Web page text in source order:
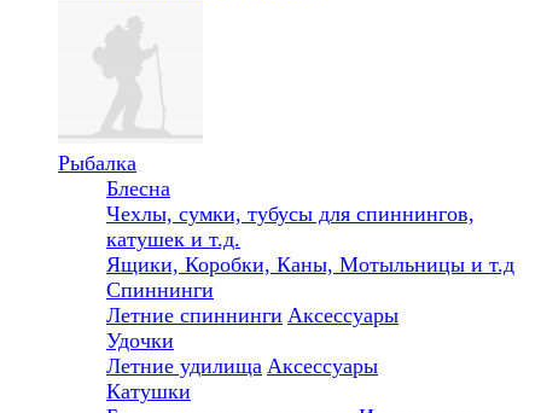
Рыбалка
Блесна
Чехлы, сумки, тубусы для спиннингов,
катушек и т.д.
Ящики, Коробки, Каны, Мотыльницы и т.д
Спиннинги
Летние спиннинги Аксессуары
Удочки
Летние удилища Аксессуары
Катушки